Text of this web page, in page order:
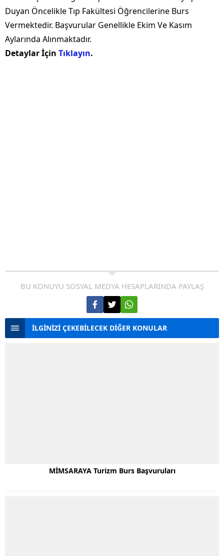
Duyan Öncelikle Tıp Fakültesi Öğrencilerine Burs
Vermektedir. Başvurular Genellikle Ekim Ve Kasım
Aylarında Alınmaktadır.
Detaylar İçin Tıklayın.
BU KONUYU SOSYAL MEDYA HESAPLARINDA PAYLAŞ
İLGİNİZİ ÇEKEBİLECEK DİĞER KONULAR
MİMSARAYA Turizm Burs Başvuruları